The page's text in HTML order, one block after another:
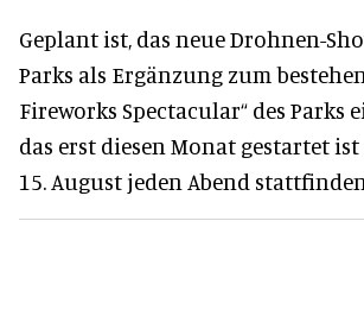
Geplant ist, das neue Drohnen-
Parks als Ergänzung zum
Fireworks Spectacular“ des Parks
das erst diesen Monat gestartet
15. August jeden Abend